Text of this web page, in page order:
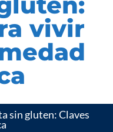
vivir
sin gluten: Claves